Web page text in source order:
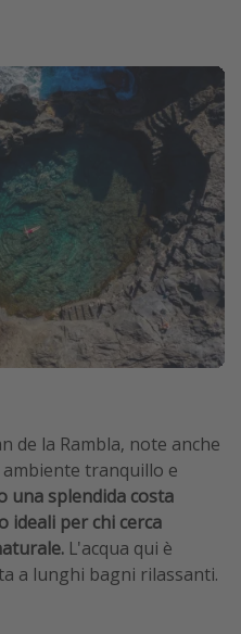
de la Rambla, note anche
tranquillo e
una splendida costa
ideali per chi cerca
L'acqua qui è
a lunghi bagni rilassanti.